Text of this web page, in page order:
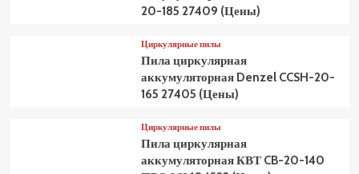
20-185 27409 (Цены)
Циркулярные пилы
Пила циркулярная
аккумуляторная Denzel CCSH-20-
165 27405 (Цены)
Циркулярные пилы
Пила циркулярная
аккумуляторная КВТ CB-20-140